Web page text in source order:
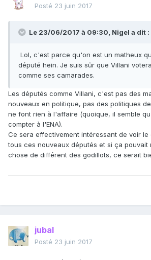
Posté 23 juin 2017
Le 23/06/2017 à 09:30, Nigel a dit :
Lol, c'est parce qu'on est un matheux
député hein. Je suis sûr que Villani
comme ses camarades.
Les députés comme Villani, c'est pas des
nouveaux en politique, pas des politiques
ne font rien à l'affaire (quoique, il semble
compter à l'ENA).
Ce sera effectivement intéressant de voir le
tous ces nouveaux députés et si ça pouvait
chose de différent des godillots, ce serait
jubal
Posté 23 juin 2017